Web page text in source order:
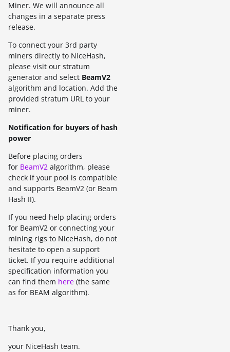
Miner. We will announce all
changes in a separate press
release.
To connect your 3rd party
miners directly to NiceHash,
please visit our stratum
generator and select BeamV2
algorithm and location. Add the
provided stratum URL to your
miner.
Notification for buyers of hash
power
Before placing orders
for BeamV2 algorithm, please
check if your pool is compatible
and supports BeamV2 (or Beam
Hash II).
If you need help placing orders
for BeamV2 or connecting your
mining rigs to NiceHash, do not
hesitate to open a support
ticket. If you require additional
specification information you
can find them here (the same
as for BEAM algorithm).
Thank you,
your NiceHash team.